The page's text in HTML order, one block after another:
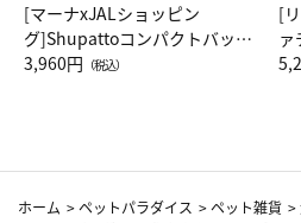
[マーナxJALショッピン
グ]Shupattoコンパクトバッグ
Drop JAL客室乗務員（LC）ス
3,960円 （税込）
[
ト
ホーム >ペットパラダイス >ペット雑貨 >